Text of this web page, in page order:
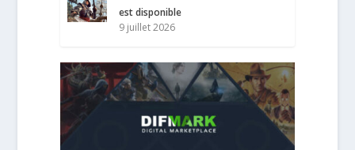
est disponible
9 juillet 2026